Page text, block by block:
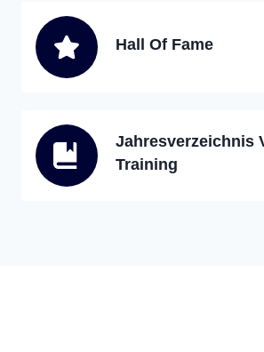
Hall Of Fame
Jahresverzeichnis
Training